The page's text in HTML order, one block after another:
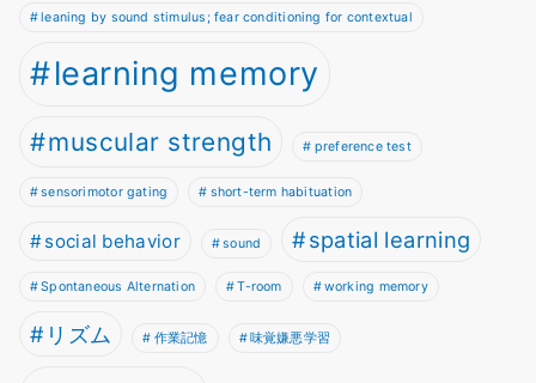
leaning by sound stimulus; fear conditioning for contextual
learning memory
muscular strength preference test
sensorimotor gating short-term habituation
social behavior sound spatial learning
Spontaneous Alternation T-room working memory
リズム 作業記憶 味覚嫌悪学習